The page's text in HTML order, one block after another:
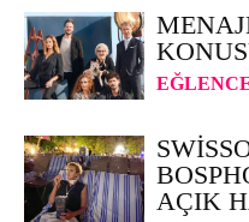
AÇIK